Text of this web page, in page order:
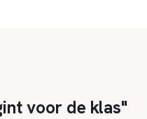
voor de klas"